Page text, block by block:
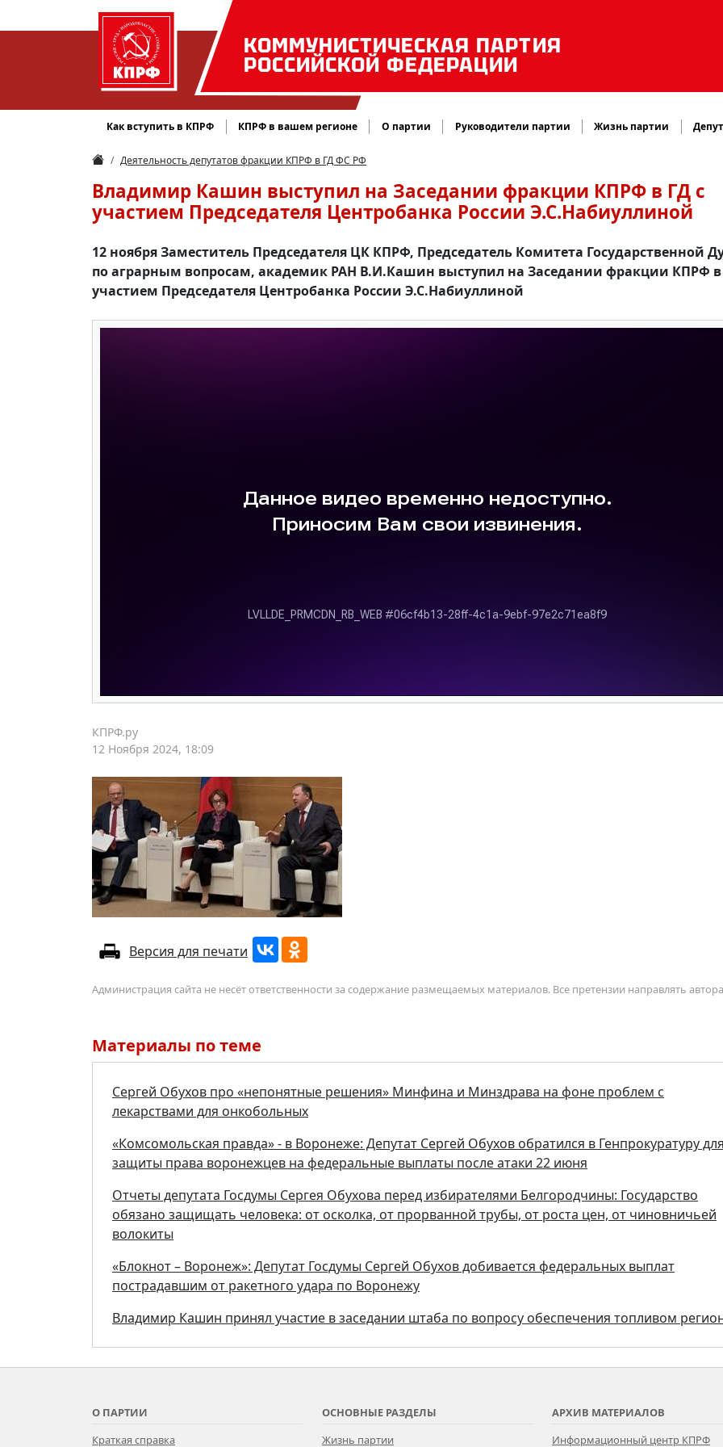
КОММУНИСТИЧЕСКАЯ ПАРТИЯ
РОССИЙСКОЙ ФЕДЕРАЦИИ
Как вступить в КПРФ КПРФ в вашем регионе О партии Руководители партии Жизнь партии
Деятельность депутатов фракции КПРФ в ГД ФС РФ
Владимир Кашин выступил на Заседании фракции КПРФ в ГД с
участием Председателя Центробанка России Э.С.Набиуллиной
12 ноября Заместитель Председателя ЦК КПРФ, Председатель Комитета Государственной
по аграрным вопросам, академик РАН В.И.Кашин выступил на Заседании фракции КПРФ в
участием Председателя Центробанка России Э.С.Набиуллиной
КПРФ.ру
12 Ноября 2024, 18:09
Версия для печати
Администрация сайта не несёт ответственности за содержание размещаемых материалов. Все претензии направлять
Материалы по теме
Сергей Обухов про «непонятные решения» Минфина и Минздрава на фоне проблем с
лекарствами для онкобольных
«Комсомольская правда» - в Воронеже: Депутат Сергей Обухов обратился в Генпрокуратуру
защиты права воронежцев на федеральные выплаты после атаки 22 июня
Отчеты депутата Госдумы Сергея Обухова перед избирателями Белгородчины: Государство
обязано защищать человека: от осколка, от прорванной трубы, от роста цен, от чиновничьей
волокиты
«Блокнот – Воронеж»: Депутат Госдумы Сергей Обухов добивается федеральных выплат
пострадавшим от ракетного удара по Воронежу
Владимир Кашин принял участие в заседании штаба по вопросу обеспечения топливом
О ПАРТИИ
Краткая справка
ОСНОВНЫЕ РАЗДЕЛЫ
Жизнь партии
АРХИВ МАТЕРИАЛОВ
Информационный центр КПРФ